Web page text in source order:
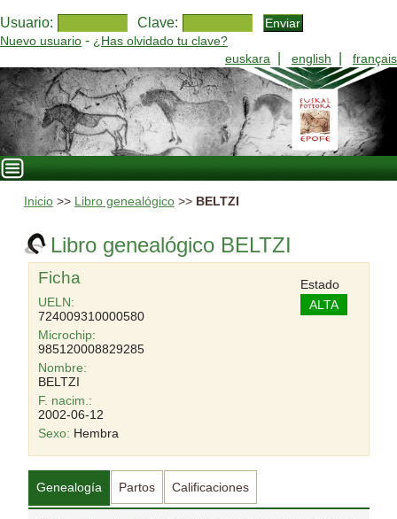
Usuario: Clave:
Nuevo usuario - ¿Has olvidado tu clave?
euskara
english français
Inicio>> Libro genealógico>> BELTZI
Libro genealógico BELTZI
Ficha
UELN:
724009310000580
Microchip:
985120008829285
Nombre:
BELTZI
F. nacim.:
2002-06-12
Sexo: Hembra
Estado
ALTA
Genealogía Partos Calificaciones